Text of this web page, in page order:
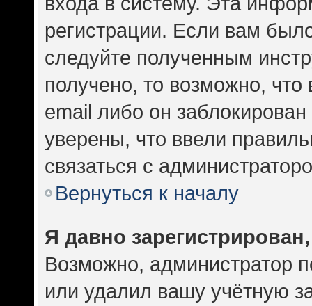
регистрации. Если вам
следуйте полученным
получено, то возможно,
email либо он
уверены, что ввели
связаться с
Вернуться к началу
Я давно
Возможно, администратор
или удалил вашу учётную